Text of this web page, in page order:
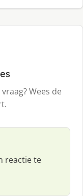
Wees de
reactie te